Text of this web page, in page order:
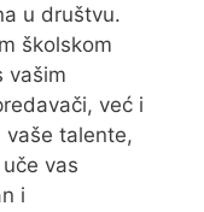
u društvu.
školskom
vašim
već i
vaše talente,
vas
i